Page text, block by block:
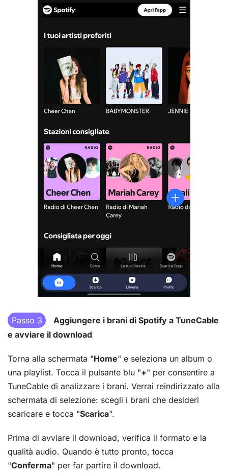
Passo 3
Aggiungere i brani di Spotify a TuneCable
e avviare il download
Torna alla schermata "Home" e seleziona un album o
una playlist. Tocca il pulsante blu "+" per consentire a
TuneCable di analizzare i brani. Verrai reindirizzato alla
schermata di selezione: scegli i brani che desideri
scaricare e tocca "Scarica".
Prima di avviare il download, verifica il formato e la
qualità audio. Quando è tutto pronto, tocca
"Conferma" per far partire il download.